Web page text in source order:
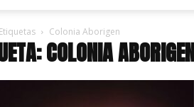
Etiquetas Colonia Aborigen
COLONIA